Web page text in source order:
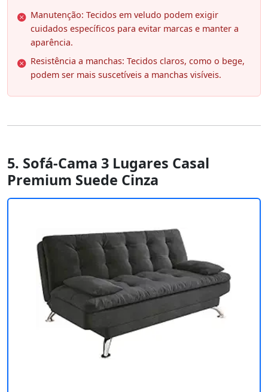
Manutenção: Tecidos em veludo podem exigir
cuidados específicos para evitar marcas e manter a
aparência.
Resistência a manchas: Tecidos claros, como o bege,
podem ser mais suscetíveis a manchas visíveis.
5. Sofá-Cama 3 Lugares Casal
Premium Suede Cinza